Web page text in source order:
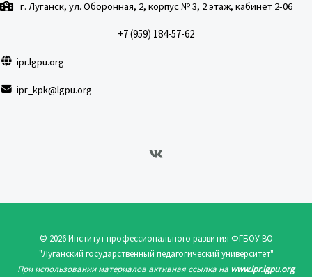
г. Луганск, ул. Оборонная, 2, корпус № 3, 2 этаж, кабинет 2-06
+7 (959) 184-57-62
ipr.lgpu.org
ipr_kpk@lgpu.org
© 2026 Институт профессионального развития ФГБОУ ВО
"Луганский государственный педагогический университет"
При использовании материалов активная ссылка на www.ipr.lgpu.org